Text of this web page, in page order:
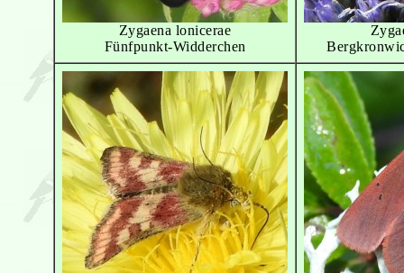
Zygaena lonicerae
Fünfpunkt-Widderchen